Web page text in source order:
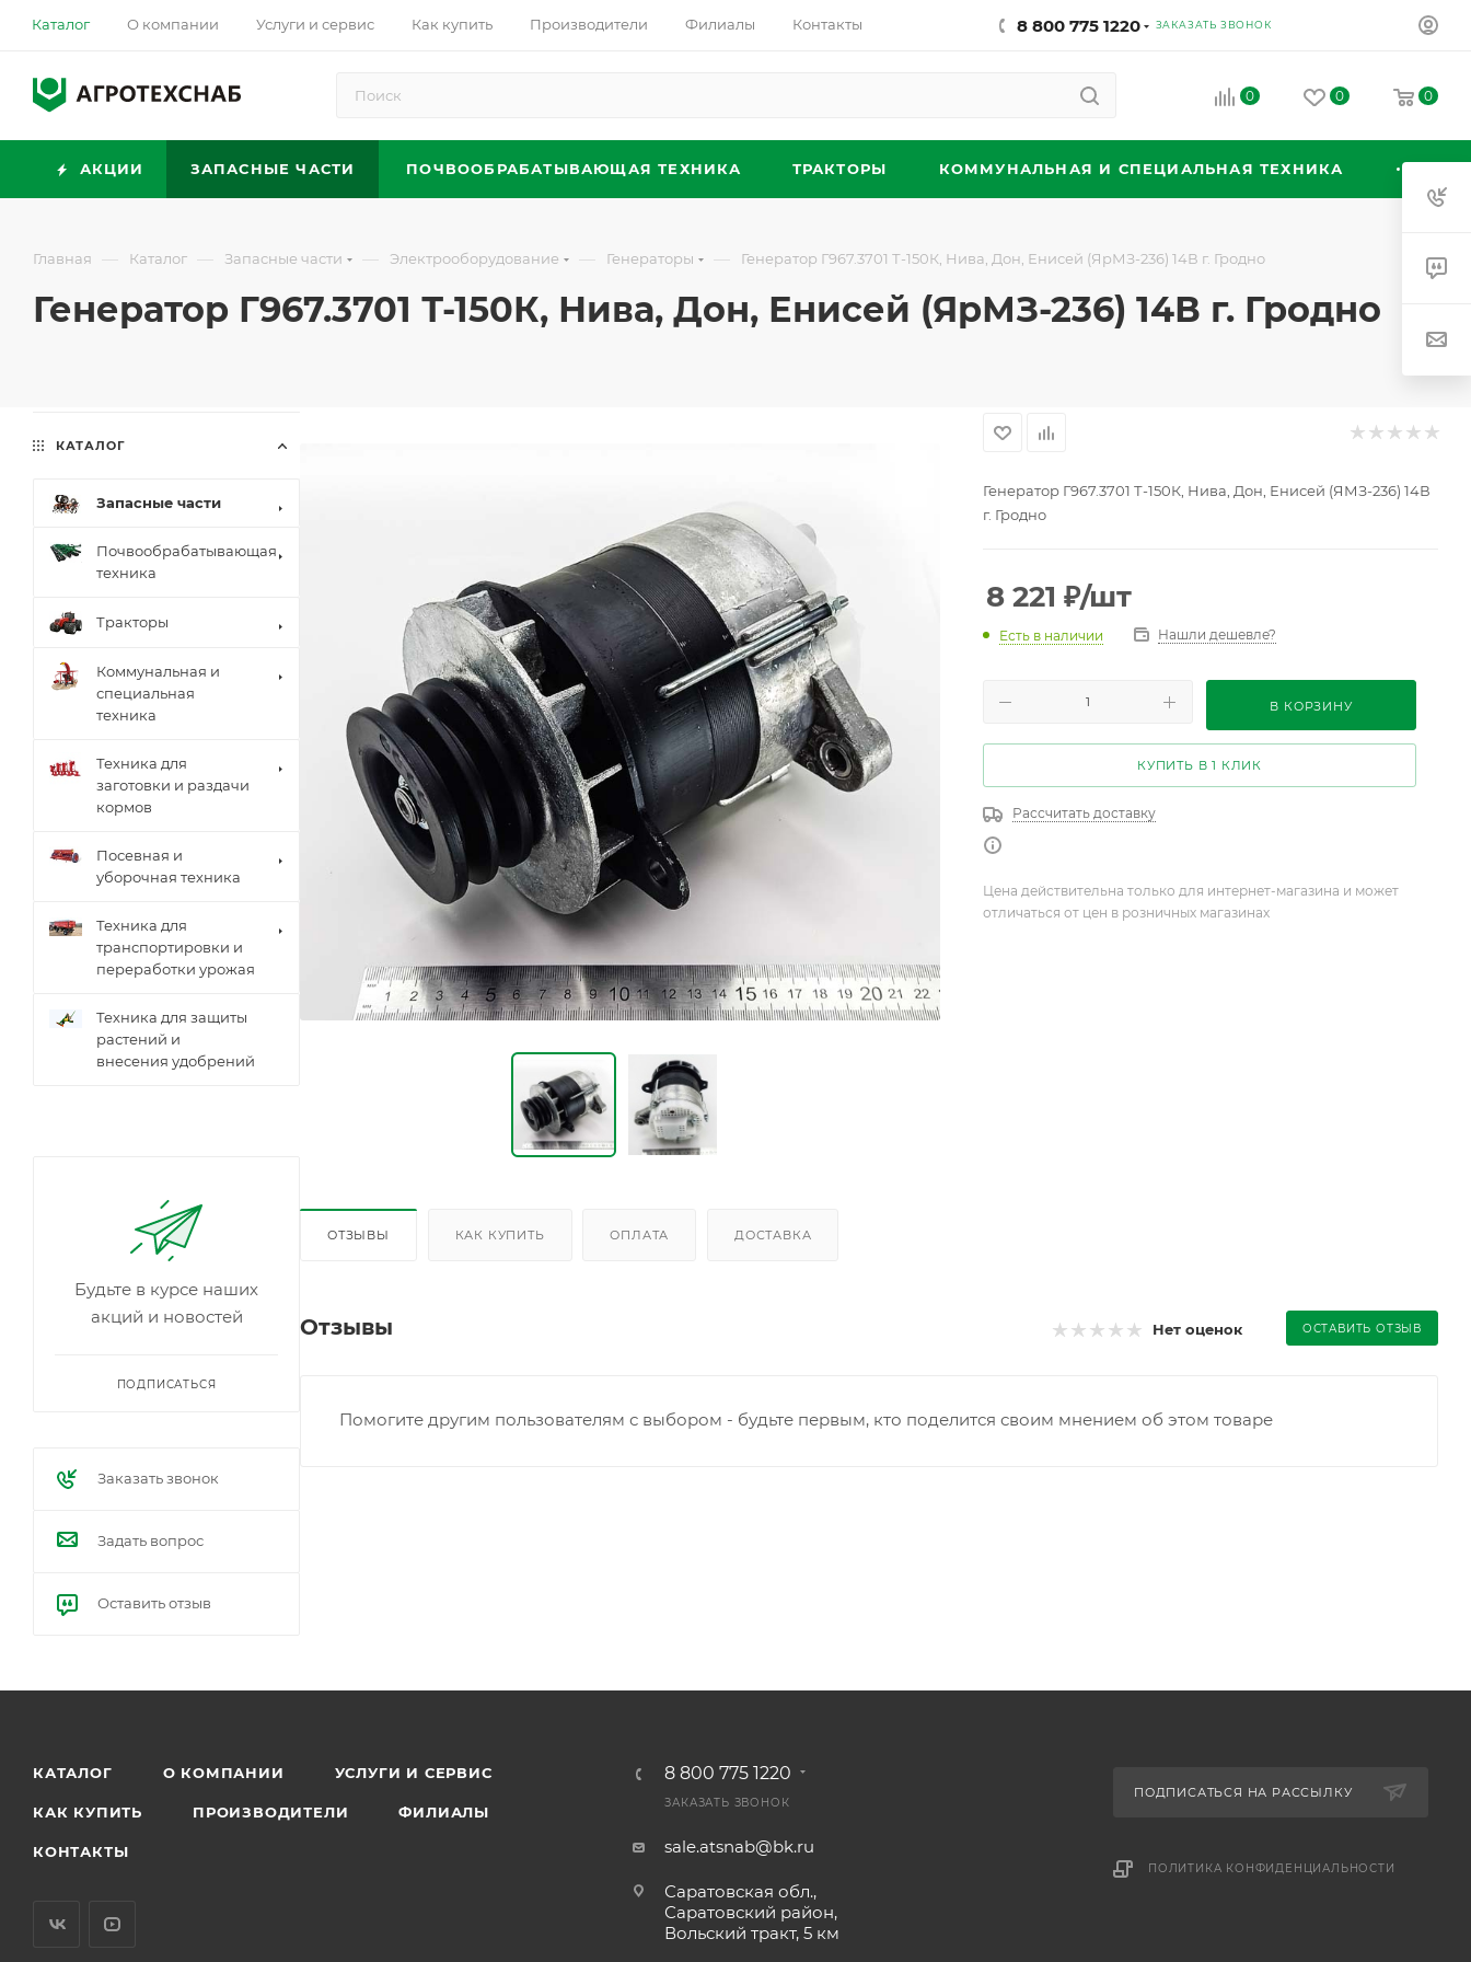
Каталог О компании Услуги и сервис Как купить Производители Филиалы Контакты 8 800 775 1220 ЗАКАЗАТЬ ЗВОНОК
0 0 0
АКЦИИ ЗАПАСНЫЕ ЧАСТИ ПОЧВООБРАБАТЫВАЮЩАЯ ТЕХНИКА ТРАКТОРЫ КОММУНАЛЬНАЯ И СПЕЦИАЛЬНАЯ ТЕХНИКА
Главная — Каталог — Запасные части — Электрооборудование — Генераторы — Генератор Г967.3701 Т-150К, Нива, Дон, Енисей (ЯрМЗ-236) 14В г. Гродно
Генератор Г967.3701 Т-150К, Нива, Дон, Енисей (ЯрМЗ-236) 14В г. Гродно
Генератор Г967.3701 Т-150К, Нива, Дон, Енисей (ЯМЗ-236) 14В
г. Гродно
8 221 ₽/шт
Есть в наличии Нашли дешевле?
В КОРЗИНУ
КУПИТЬ В 1 КЛИК
Рассчитать доставку
Цена действительна только для интернет-магазина и может
отличаться от цен в розничных магазинах
ОТЗЫВЫ КАК КУПИТЬ ОПЛАТА ДОСТАВКА
Отзывы Нет оценок ОСТАВИТЬ ОТЗЫВ
Помогите другим пользователям с выбором - будьте первым, кто поделится своим мнением об этом товаре
КАТАЛОГ
Запасные части
Почвообрабатывающая
техника
Тракторы
Коммунальная и
специальная
техника
Техника для
заготовки и раздачи
кормов
Посевная и
уборочная техника
Техника для
транспортировки и
переработки урожая
Техника для защиты
растений и
внесения удобрений
Будьте в курсе наших
акций и новостей
ПОДПИСАТЬСЯ
Заказать звонок
Задать вопрос
Оставить отзыв
КАТАЛОГ О КОМПАНИИ УСЛУГИ И СЕРВИС
КАК КУПИТЬ ПРОИЗВОДИТЕЛИ ФИЛИАЛЫ
КОНТАКТЫ
8 800 775 1220
ЗАКАЗАТЬ ЗВОНОК
sale.atsnab@bk.ru
Саратовская обл.,
Саратовский район,
Вольский тракт, 5 км
ПОДПИСАТЬСЯ НА РАССЫЛКУ
ПОЛИТИКА КОНФИДЕНЦИАЛЬНОСТИ